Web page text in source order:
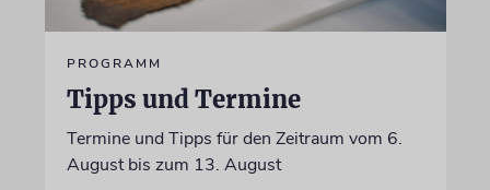
PROGRAMM
Tipps und Termine
Termine und Tipps für den Zeitraum vom 6.
August bis zum 13. August